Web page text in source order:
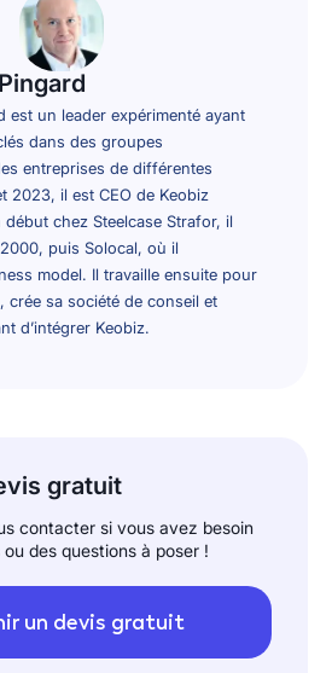
est un leader expérimenté ayant
dans des groupes
entreprises de différentes
2023, il est CEO de Keobiz
chez Steelcase Strafor, il
puis Solocal, où il
model. Il travaille ensuite pour
crée sa société de conseil et
d’intégrer Keobiz.
gratuit
contacter si vous avez besoin
des questions à poser !
un devis gratuit